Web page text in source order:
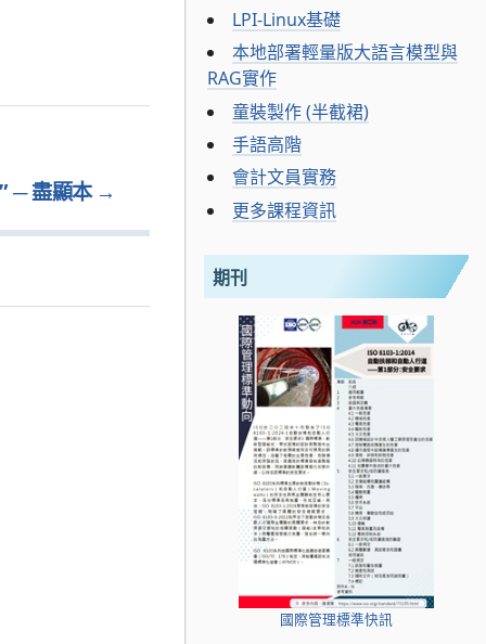
→
─ 盡顯本
LPI-Linux基礎
本地部署輕量版大語言模型與
RAG實作
童裝製作 (半截裙)
手語高階
會計文員實務
更多課程資訊
期刊
國際管理標準快訊